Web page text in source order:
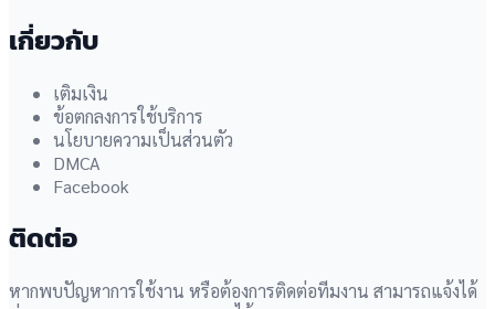
เกี่ยวกับ
เติมเงิน
ข้อตกลงการใช้บริการ
นโยบายความเป็นส่วนตัว
DMCA
Facebook
ติดต่อ
หากพบปัญหาการใช้งาน หรือต้องการติดต่อทีมงาน สามารถแจ้งได้